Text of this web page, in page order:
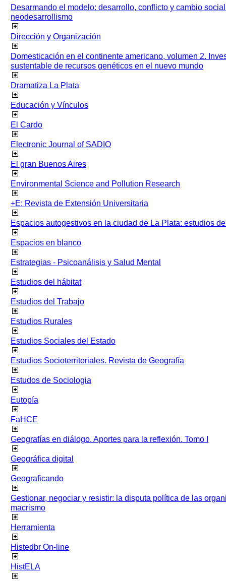
Desarmando el modelo: desarrollo, conflicto y cambio
neodesarrollismo
Dirección y Organización
Domesticación en el continente americano, volumen 2.
sustentable de recursos genéticos en el nuevo mundo
Dramatiza La Plata
Educación y Vínculos
El Cardo
Electronic Journal of SADIO
El gran Buenos Aires
Environmental Science and Pollution Research
+E: Revista de Extensión Universitaria
Espacios autogestivos en la ciudad de La Plata: estudios
Espacios en blanco
Estrategias - Psicoanálisis y Salud Mental
Estudios del hábitat
Estudios del Trabajo
Estudios Rurales
Estudios Sociales del Estado
Estudios Socioterritoriales. Revista de Geografía
Estudos de Sociologia
Eutopía
FaHCE
Geografías en diálogo. Aportes para la reflexión. Tomo I
Geográfica digital
Geograficando
Gestionar, negociar y resistir: la disputa política de las
macrismo
Herramienta
Histedbr On-line
HistELA